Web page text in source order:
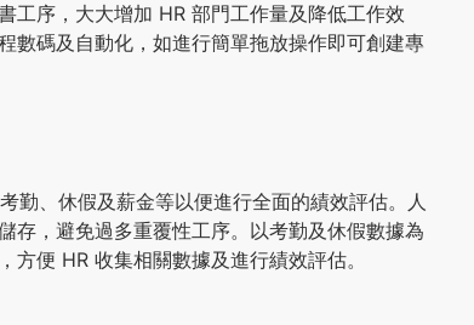
工序，大大增加 HR 部門工作量及降低工作效
數碼及自動化，如進行簡單拖放操作即可創建專
勤、休假及薪金等以便進行全面的績效評估。人
存，避免過多重覆性工序。以考勤及休假數據為
便 HR 收集相關數據及進行績效評估。